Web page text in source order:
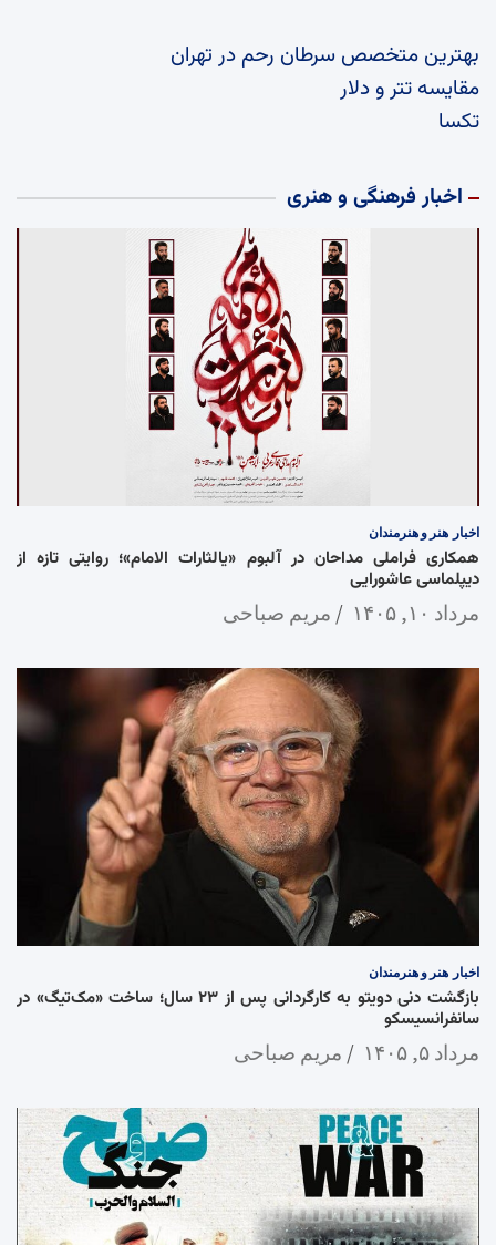
بهترین متخصص سرطان رحم در تهران
مقایسه تتر و دلار
تکسا
اخبار فرهنگی و هنری
اخبار هنر و هنرمندان
همکاری فراملی مداحان در آلبوم «یالثارات الامام»؛ روایتی تازه از
دیپلماسی عاشورایی
مرداد ۱۰, ۱۴۰۵ مریم صباحی
اخبار هنر و هنرمندان
بازگشت دنی دویتو به کارگردانی پس از ۲۳ سال؛ ساخت «مک‌تیگ» در
سانفرانسیسکو
مرداد ۵, ۱۴۰۵ مریم صباحی